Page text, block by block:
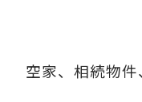
空家、相続物